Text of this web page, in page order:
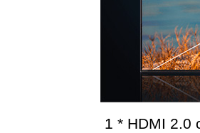
1 * HDMI 2.0